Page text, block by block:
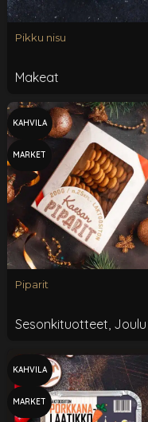
Pikku nisu
Makeat
KAHVILA
MARKET
Piparit
Sesonkituotteet, Joulu
KAHVILA
MARKET